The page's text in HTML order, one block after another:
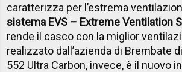
caratterizza per l’estrema
sistema EVS – Extreme Ventilation
rende il casco con la miglior
realizzato dall’azienda di Brembate
552 Ultra Carbon, invece, è il nuovo